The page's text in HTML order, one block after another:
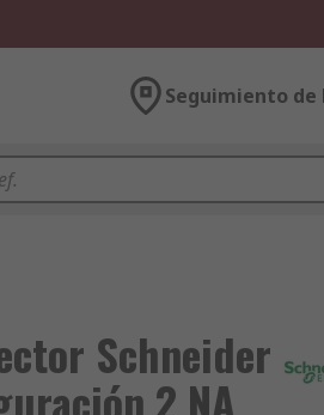
Seguimiento de
Schneider
2 NA